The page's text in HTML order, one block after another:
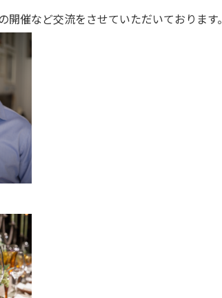
開催など交流をさせていただいております。